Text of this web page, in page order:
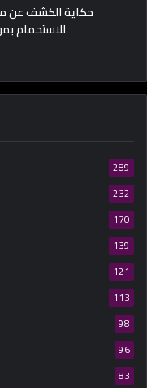
حكاية الكشف عن
للاستحمام
289
232
170
139
121
113
98
96
83